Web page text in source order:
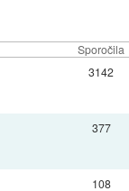
Sporočila
3142
377
108